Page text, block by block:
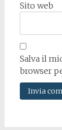
Sito web
Salva il
browser